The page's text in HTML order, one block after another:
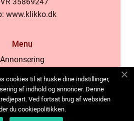
www.klikko.dk
Menu
Annonsering
Cookies
oss
Sitemap
cookies til at huske dine indstillinger,
af indhold og annoncer. Denne
Ved fortsat brug af websiden
du cookiepolitikken.